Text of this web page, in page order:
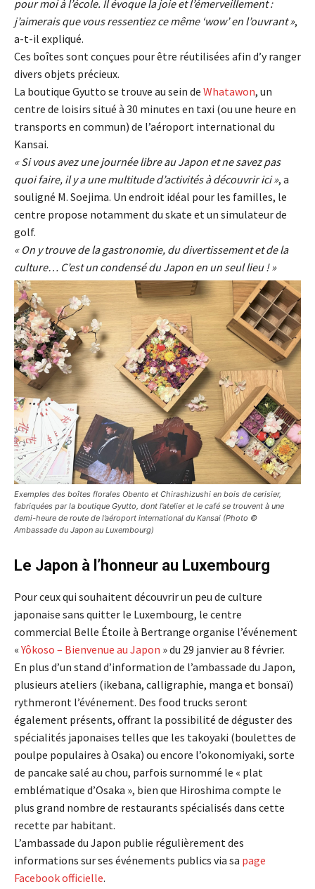
pour moi à l’école. Il évoque la joie et l’émerveillement :
j’aimerais que vous ressentiez ce même ‘wow’ en l’ouvrant »,
a-t-il expliqué.
Ces boîtes sont conçues pour être réutilisées afin d’y ranger
divers objets précieux.
La boutique Gyutto se trouve au sein de Whatawon, un
centre de loisirs situé à 30 minutes en taxi (ou une heure en
transports en commun) de l’aéroport international du
Kansai.
« Si vous avez une journée libre au Japon et ne savez pas
quoi faire, il y a une multitude d’activités à découvrir ici », a
souligné M. Soejima. Un endroit idéal pour les familles, le
centre propose notamment du skate et un simulateur de
golf.
« On y trouve de la gastronomie, du divertissement et de la
culture… C’est un condensé du Japon en un seul lieu ! »
Exemples des boîtes florales Obento et Chirashizushi en bois de cerisier,
fabriquées par la boutique Gyutto, dont l’atelier et le café se trouvent à une
demi-heure de route de l’aéroport international du Kansai (Photo ©
Ambassade du Japon au Luxembourg)
Le Japon à l’honneur au Luxembourg
Pour ceux qui souhaitent découvrir un peu de culture
japonaise sans quitter le Luxembourg, le centre
commercial Belle Étoile à Bertrange organise l’événement
«Yôkoso – Bienvenue au Japon » du 29 janvier au 8 février.
En plus d’un stand d’information de l’ambassade du Japon,
plusieurs ateliers (ikebana, calligraphie, manga et bonsaï)
rythmeront l’événement. Des food trucks seront
également présents, offrant la possibilité de déguster des
spécialités japonaises telles que les takoyaki (boulettes de
poulpe populaires à Osaka) ou encore l’okonomiyaki, sorte
de pancake salé au chou, parfois surnommé le « plat
emblématique d’Osaka », bien que Hiroshima compte le
plus grand nombre de restaurants spécialisés dans cette
recette par habitant.
L’ambassade du Japon publie régulièrement des
informations sur ses événements publics via sa page
Facebook officielle.